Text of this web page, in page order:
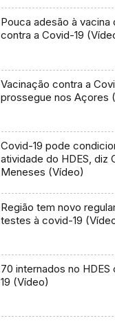
Pouca adesão à
contra a Covid-19
Vacinação contra a
prossegue nos Açores
Covid-19 pode
atividade do HDES, diz
Meneses (Vídeo)
Região tem novo
testes à covid-19
70 internados no
19 (Vídeo)